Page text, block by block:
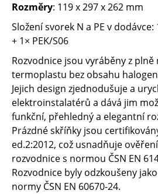
Rozměry: 119 x 297 x 262 mm
Složení svorek N a PE v dodávce:
+ 1× PEK/S06
Rozvodnice jsou vyráběny z
termoplastu bez obsahu
Jejich design zjednodušuje a
elektroinstalatérů a dává jim
funkční, přehledný a elegantní
Prázdné skříňky jsou
ed.2:2012, což usnadňuje
rozvodnice s normou ČSN EN
Rozvodnice byly odzkoušeny
normy ČSN EN 60670-24.